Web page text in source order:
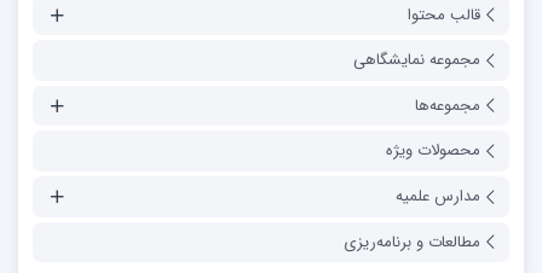
قالب محتوا
مجموعه نمایشگاهی
مجموعه‌ها
محصولات ویژه
مدارس علمیه
مطالعات و برنامه‌ریزی